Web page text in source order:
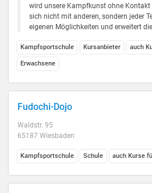
wird unsere Kampfkunst ohne
sich nicht mit anderen, sondern jeder
eigenen Möglichkeiten und erweitert
Kampfsportschule Kursanbieter auch
Erwachsene
Fudochi-Dojo
Waldstr. 95
65187 Wiesbaden
Kampfsportschule Schule auch Kurse